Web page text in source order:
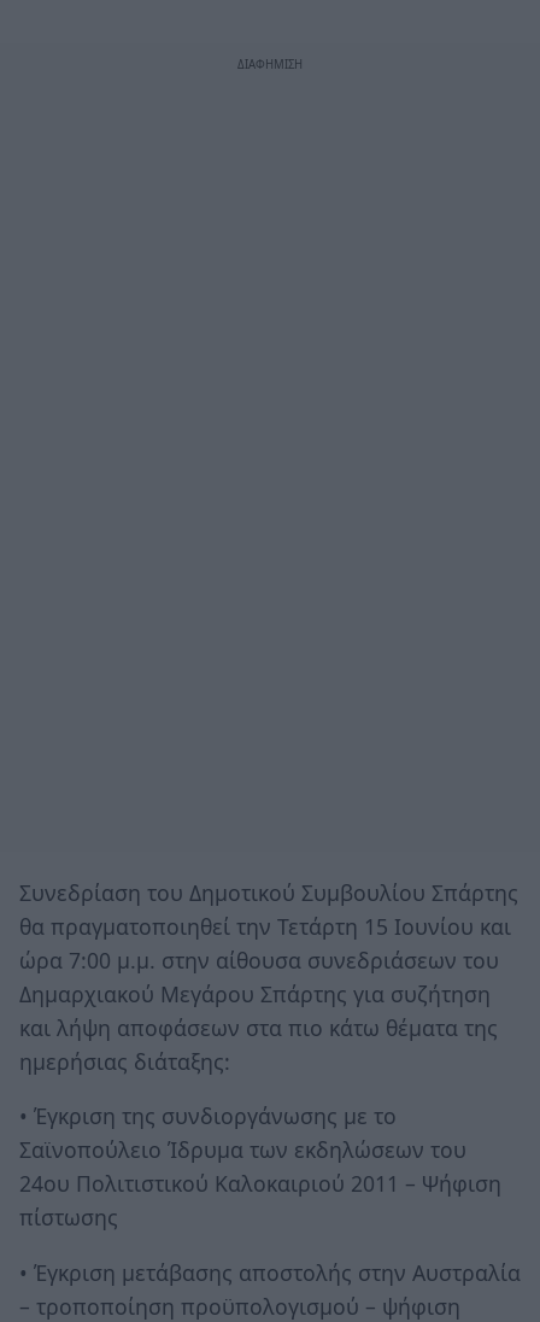
Συνεδρίαση του Δημοτικού Συμβουλίου Σπάρτης
θα πραγματοποιηθεί την Τετάρτη 15 Ιουνίου και
ώρα 7:00 μ.μ. στην αίθουσα συνεδριάσεων του
Δημαρχιακού Μεγάρου Σπάρτης για συζήτηση
και λήψη αποφάσεων στα πιο κάτω θέματα της
ημερήσιας διάταξης:
• Έγκριση της συνδιοργάνωσης με το
Σαϊνοπούλειο Ίδρυμα των εκδηλώσεων του
24ου Πολιτιστικού Καλοκαιριού 2011 – Ψήφιση
πίστωσης
• Έγκριση μετάβασης αποστολής στην Αυστραλία
– τροποποίηση προϋπολογισμού – ψήφιση